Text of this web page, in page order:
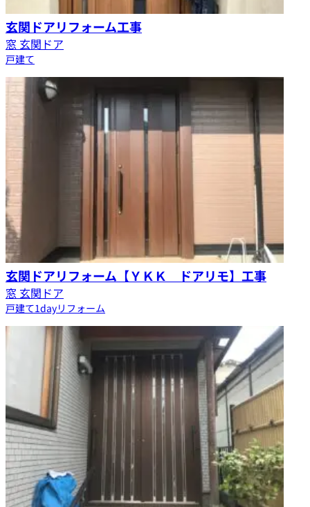
玄関ドアリフォーム工事
窓 玄関ドア
戸建て
玄関ドアリフォーム【ＹＫＫ ドアリモ】工事
窓 玄関ドア
戸建て1dayリフォーム